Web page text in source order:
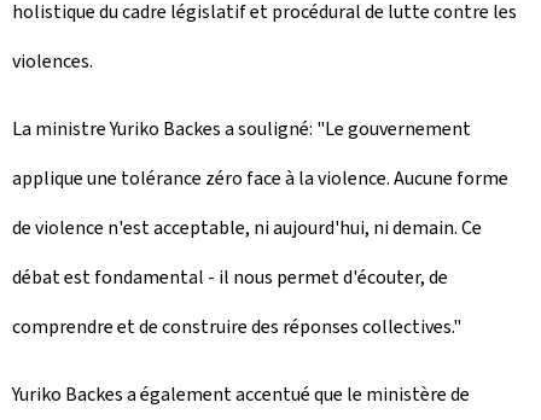
holistique du cadre législatif et procédural de lutte contre les
violences.
La ministre Yuriko Backes a souligné: "Le gouvernement
applique une tolérance zéro face à la violence. Aucune forme
de violence n'est acceptable, ni aujourd'hui, ni demain. Ce
débat est fondamental - il nous permet d'écouter, de
comprendre et de construire des réponses collectives."
Yuriko Backes a également accentué que le ministère de